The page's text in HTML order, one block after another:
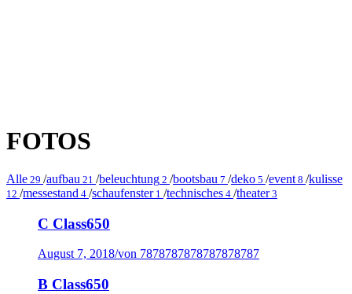
FOTOS
Alle 29 /aufbau 21 /beleuchtung 2 /bootsbau 7 /deko 5 /event 8 /kulisse
12 /messestand 4 /schaufenster1 /technisches 4 /theater3
C Class650
August 7, 2018/von 7878787878787878787
B Class650